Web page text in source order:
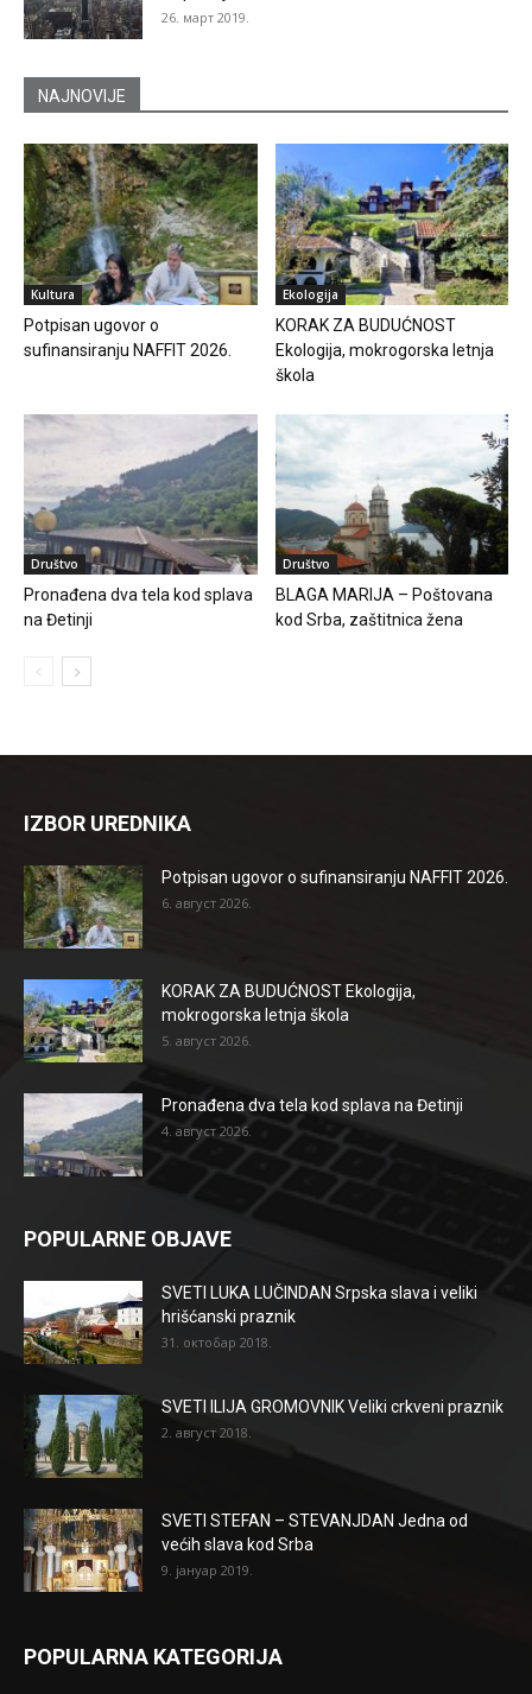
26. март 2019.
NAJNOVIJE
Kultura
Potpisan ugovor o
sufinansiranju NAFFIT 2026.
Ekologija
KORAK ZA BUDUĆNOST
Ekologija, mokrogorska letnja
škola
Društvo
Pronađena dva tela kod splava
na Đetinji
Društvo
BLAGA MARIJA – Poštovana
kod Srba, zaštitnica žena
IZBOR UREDNIKA
Potpisan ugovor o sufinansiranju NAFFIT 2026.
6. август 2026.
KORAK ZA BUDUĆNOST Ekologija,
mokrogorska letnja škola
5. август 2026.
Pronađena dva tela kod splava na Đetinji
4. август 2026.
POPULARNE OBJAVE
SVETI LUKA LUČINDAN Srpska slava i veliki
hrišćanski praznik
31. октобар 2018.
SVETI ILIJA GROMOVNIK Veliki crkveni praznik
2. август 2018.
SVETI STEFAN – STEVANJDAN Jedna od
većih slava kod Srba
9. јануар 2019.
POPULARNA KATEGORIJA